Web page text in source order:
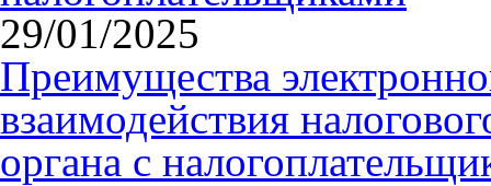
29/01/2025
Преимущества
взаимодействия
органа с